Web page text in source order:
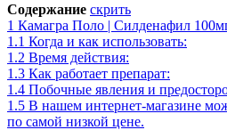
Содержание скрить
1 Камагра Поло | Силденафил
1.1 Когда и как использовать:
1.2 Время действия:
1.3 Как работает препарат:
1.4 Побочные явления и
1.5 В нашем интернет-магазине
по самой низкой цене.